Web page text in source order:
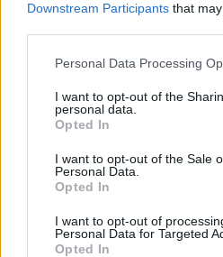
Downstream Participants that
Please note that this website/app
not limited to your visit or usage
grant or deny consent to Google
use your data for below specified
consent section.
Personal Data Processing
I want to opt-out of the
personal data.
Opted In
I want to opt-out of the Sale
Personal Data.
Opted In
I want to opt-out of
Personal Data for Targeted
Opted In